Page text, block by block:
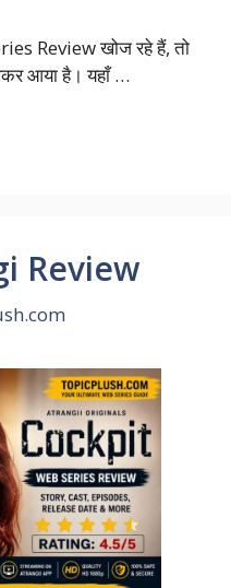
Review खोज रहे हैं, तो
आया है। यहाँ …
Review